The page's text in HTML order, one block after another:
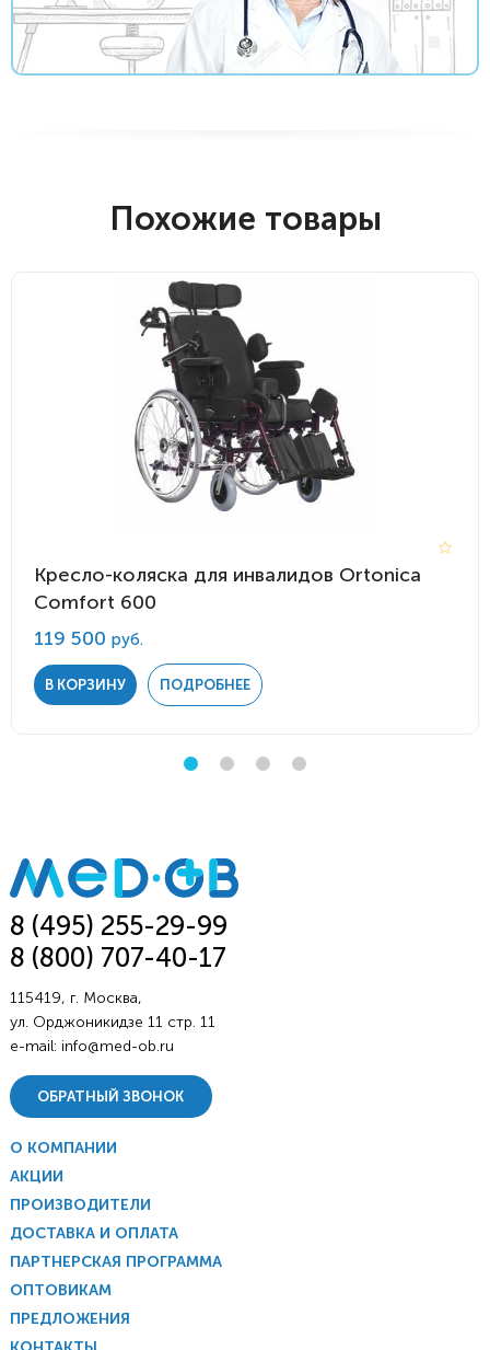
Похожие товары
Кресло-коляска для инвалидов Ortonica
Comfort 600
119 500 руб.
В КОРЗИНУ ПОДРОБНЕЕ
8 (495) 255-29-99
8 (800) 707-40-17
115419, г. Москва,
ул. Орджоникидзе 11 стр. 11
e-mail: info@med-ob.ru
ОБРАТНЫЙ ЗВОНОК
О КОМПАНИИ
АКЦИИ
ПРОИЗВОДИТЕЛИ
ДОСТАВКА И ОПЛАТА
ПАРТНЕРСКАЯ ПРОГРАММА
ОПТОВИКАМ
ПРЕДЛОЖЕНИЯ